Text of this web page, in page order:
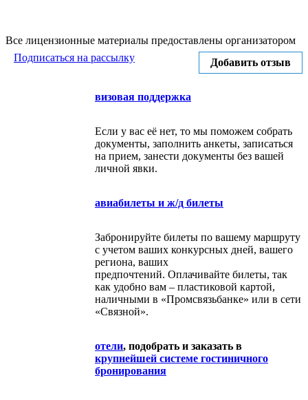
Все лицензионные материалы предоставлены организатором
Добавить отзыв
Подписаться на рассылку
визовая поддержка
Если у вас её нет, то мы поможем собрать
документы, заполнить анкеты, записаться
на прием, занести документы без вашей
личной явки.
авиабилеты и ж/д билеты
Забронируйте билеты по вашему маршруту
с учетом ваших конкурсных дней, вашего
региона, ваших
предпочтений. Оплачивайте билеты, так
как удобно вам – пластиковой картой,
наличными в «Промсвязьбанке» или в сети
«Связной».
отели, подобрать и заказать в
крупнейшей системе гостиничного
бронирования